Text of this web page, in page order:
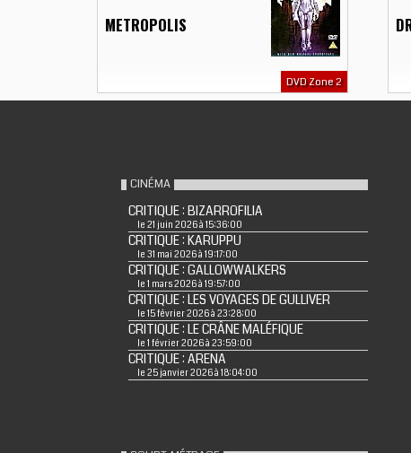
METROPOLIS
DVD Zone 2
CINÉMA
CRITIQUE : BIZARROFILIA
le 21 juin 2026 à 15:36:00
CRITIQUE : KARUPPU
le 31 mai 2026 à 19:17:00
CRITIQUE : GALLOWWALKERS
le 1 mars 2026 à 19:57:00
CRITIQUE : LES VOYAGES DE GULLIVER
le 15 février 2026 à 23:28:00
CRITIQUE : LE CRÂNE MALÉFIQUE
le 1 février 2026 à 23:59:00
CRITIQUE : ARENA
le 25 janvier 2026 à 18:04:00